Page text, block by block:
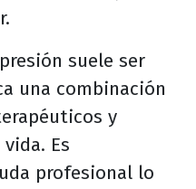
suele ser
una combinación
y
Es
profesional lo